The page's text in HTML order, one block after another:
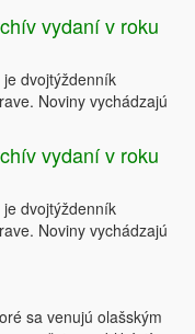
vydaní v roku
dvojtýždenník
Noviny vychádzajú
vydaní v roku
dvojtýždenník
Noviny vychádzajú
sa venujú olašským